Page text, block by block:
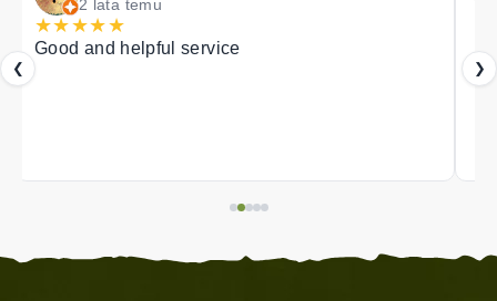
❮
2 lata temu
★★★★★
Good and helpful service
❯